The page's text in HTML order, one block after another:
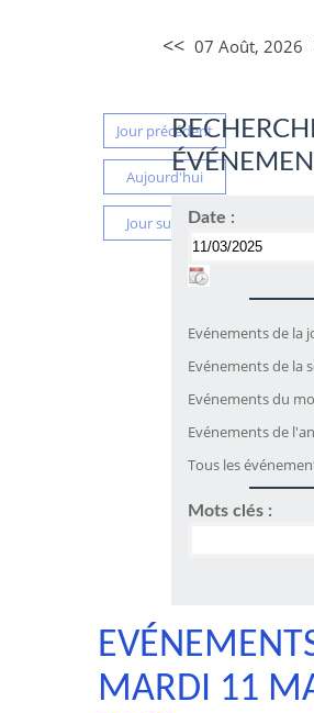
<< 07 Août, 2026
Jour précédent
Aujourd'hui
Jour suivantDate :
Evénements de la
Evénements de la
Evénements du
Evénements de
Tous les
Mots clés :
MARDI 11